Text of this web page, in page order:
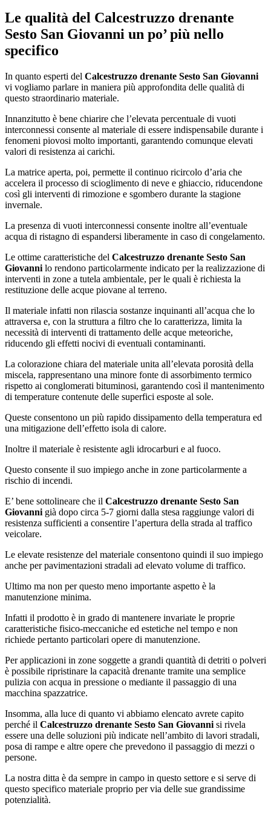
Le qualità del Calcestruzzo drenante
Sesto San Giovanni un po’ più nello
specifico
In quanto esperti del Calcestruzzo drenante Sesto San Giovanni
vi vogliamo parlare in maniera più approfondita delle qualità di
questo straordinario materiale.
Innanzitutto è bene chiarire che l’elevata percentuale di vuoti
interconnessi consente al materiale di essere indispensabile durante i
fenomeni piovosi molto importanti, garantendo comunque elevati
valori di resistenza ai carichi.
La matrice aperta, poi, permette il continuo ricircolo d’aria che
accelera il processo di scioglimento di neve e ghiaccio, riducendone
così gli interventi di rimozione e sgombero durante la stagione
invernale.
La presenza di vuoti interconnessi consente inoltre all’eventuale
acqua di ristagno di espandersi liberamente in caso di congelamento.
Le ottime caratteristiche del Calcestruzzo drenante Sesto San
Giovanni lo rendono particolarmente indicato per la realizzazione di
interventi in zone a tutela ambientale, per le quali è richiesta la
restituzione delle acque piovane al terreno.
Il materiale infatti non rilascia sostanze inquinanti all’acqua che lo
attraversa e, con la struttura a filtro che lo caratterizza, limita la
necessità di interventi di trattamento delle acque meteoriche,
riducendo gli effetti nocivi di eventuali contaminanti.
La colorazione chiara del materiale unita all’elevata porosità della
miscela, rappresentano una minore fonte di assorbimento termico
rispetto ai conglomerati bituminosi, garantendo così il mantenimento
di temperature contenute delle superfici esposte al sole.
Queste consentono un più rapido dissipamento della temperatura ed
una mitigazione dell’effetto isola di calore.
Inoltre il materiale è resistente agli idrocarburi e al fuoco.
Questo consente il suo impiego anche in zone particolarmente a
rischio di incendi.
E’ bene sottolineare che il Calcestruzzo drenante Sesto San
Giovanni già dopo circa 5-7 giorni dalla stesa raggiunge valori di
resistenza sufficienti a consentire l’apertura della strada al traffico
veicolare.
Le elevate resistenze del materiale consentono quindi il suo impiego
anche per pavimentazioni stradali ad elevato volume di traffico.
Ultimo ma non per questo meno importante aspetto è la
manutenzione minima.
Infatti il prodotto è in grado di mantenere invariate le proprie
caratteristiche fisico-meccaniche ed estetiche nel tempo e non
richiede pertanto particolari opere di manutenzione.
Per applicazioni in zone soggette a grandi quantità di detriti o polveri
è possibile ripristinare la capacità drenante tramite una semplice
pulizia con acqua in pressione o mediante il passaggio di una
macchina spazzatrice.
Insomma, alla luce di quanto vi abbiamo elencato avrete capito
perché il Calcestruzzo drenante Sesto San Giovanni si rivela
essere una delle soluzioni più indicate nell’ambito di lavori stradali,
posa di rampe e altre opere che prevedono il passaggio di mezzi o
persone.
La nostra ditta è da sempre in campo in questo settore e si serve di
questo specifico materiale proprio per via delle sue grandissime
potenzialità.